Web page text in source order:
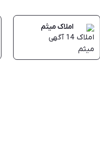
املاک میثم
14 آگهی